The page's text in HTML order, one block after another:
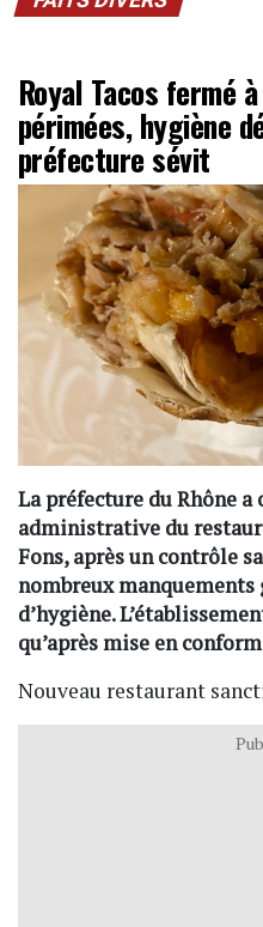
Royal Tacos fermé
périmées, hygiène
préfecture sévit
La préfecture du Rhône
administrative du
Fons, après un contrôle
nombreux manquements
d’hygiène.
qu’après mise en
Nouveau restaurant